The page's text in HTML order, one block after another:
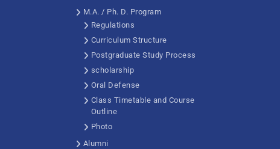
M.A. / Ph. D. Program
Regulations
Curriculum Structure
Postgraduate Study Process
scholarship
Oral Defense
Class Timetable and Course
Outline
Photo
Alumni